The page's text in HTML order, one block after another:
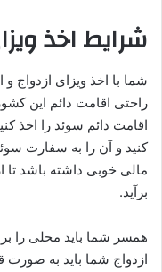
شرایط اخذ
شما با اخذ ویزای ازدواج
راحتی اقامت دائم این
اقامت دائم سوئد را اخذ
کنید و آن را به سفارت
مالی خوبی داشته باشد
برآید.
همسر شما باید محلی را
ازدواج شما باید به